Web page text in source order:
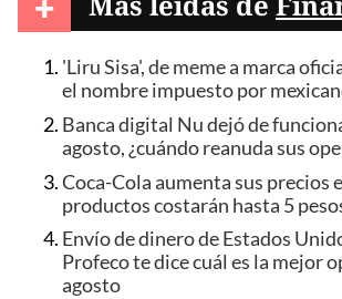
'Liru Sisa', de meme a marca
el nombre impuesto por
Banca digital Nu dejó de
agosto, ¿cuándo reanuda sus
Coca-Cola aumenta sus precios
productos costarán hasta 5
Envío de dinero de Estados
Profeco te dice cuál es la mejor
agosto